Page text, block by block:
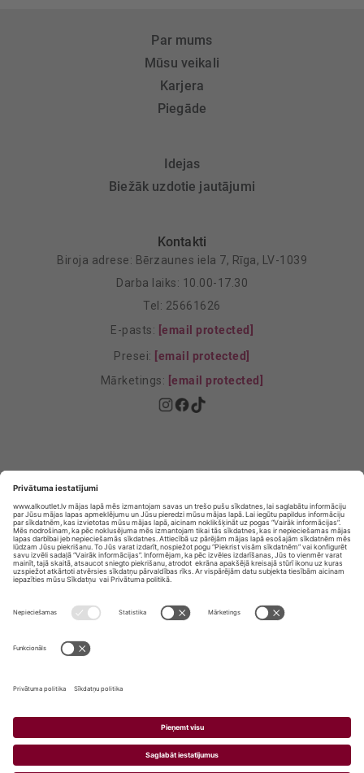
Par mums
Mūsu veikali
Karjera
Piegāde
Idejas
Biežāk uzdotie jautājumi
Kontakti
Biroja adrese: Bērzaunes iela 7, Rīga, LV-1039
Darba laiks: 10.00-17.30
Tel: 25661626
E-pasts: [email protected]
Presei: [email protected]
Mārketings: [email protected]
Privātuma Iestatījumi
E-veikala lietošanas noteikumi
ALKOHOLA PĀRDOŠANA, IEGĀDĀŠANĀS UN
NODOŠANA NEPILNGADĪGĀM PERSONĀM IR
AIZLIEGTA.